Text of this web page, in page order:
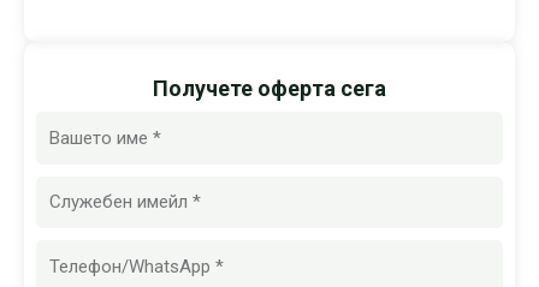
Получете оферта сега